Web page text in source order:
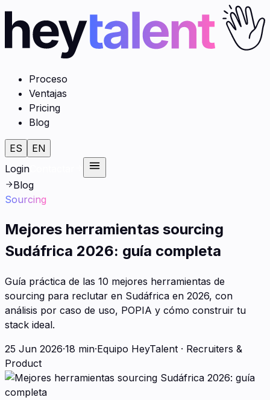
Proceso
Ventajas
Pricing
Blog
ES
EN
Login
Blog
Sourcing
Mejores herramientas sourcing
Sudáfrica 2026: guía completa
Guía práctica de las 10 mejores herramientas de
sourcing para reclutar en Sudáfrica en 2026, con
análisis por caso de uso, POPIA y cómo construir tu
stack ideal.
25 Jun 2026·18 min·Equipo HeyTalent · Recruiters &
Product